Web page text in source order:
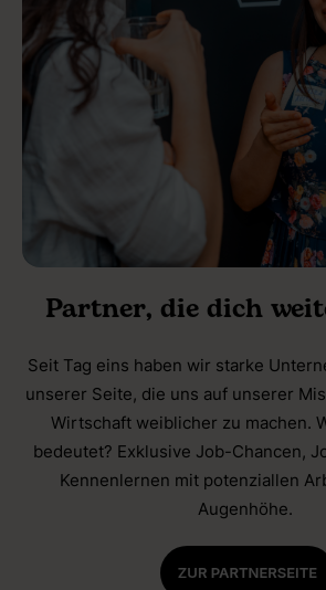
Partner, die dich
Seit Tag eins haben wir starke
unserer Seite, die uns auf unserer
Wirtschaft weiblicher zu machen.
bedeutet? Exklusive Job-Chancen,
Kennenlernen mit potenziallen
Augenhöhe.